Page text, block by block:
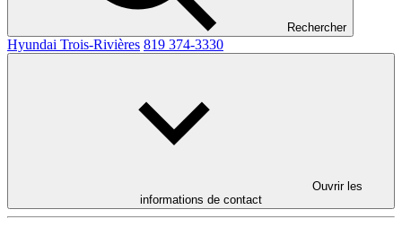
Rechercher
Hyundai Trois-Rivières 819 374-3330
Ouvrir les
informations de contact